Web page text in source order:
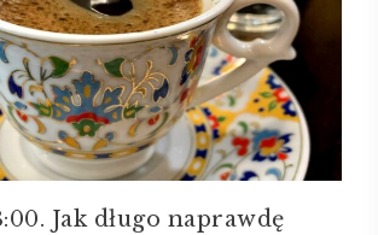
Jak długo naprawdę